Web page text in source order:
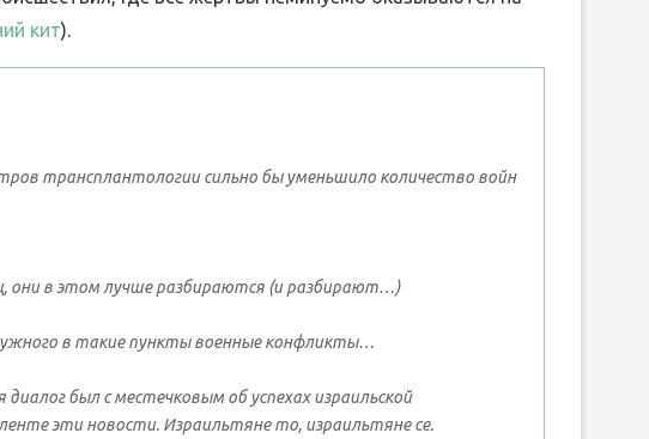
кит).
трансплантологии сильно бы уменьшило количество войн
они в этом лучше разбираются (и разбирают…)
в такие пункты военные конфликты…
был с местечковым об успехах израильской
эти новости. Израильтяне то, израильтяне се.